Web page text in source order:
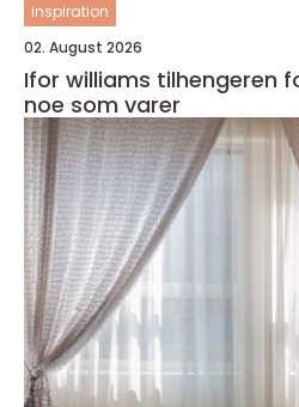
inspiration
02. August 2026
Ifor williams tilhengeren for deg som trenger
noe som varer